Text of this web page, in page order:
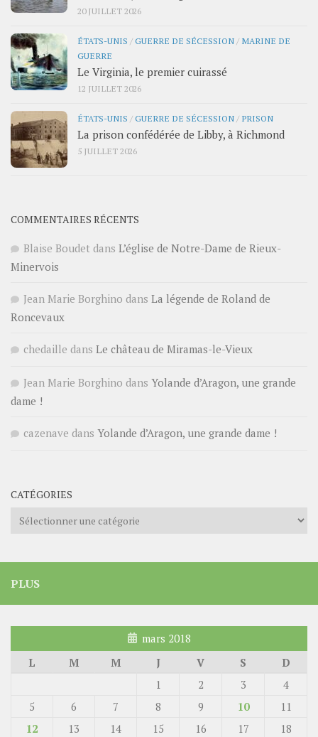
20 JUILLET 2026
ÉTATS-UNIS /GUERRE DE SÉCESSION/ MARINE DE
GUERRE
Le Virginia, le premier cuirassé
12 JUILLET 2026
ÉTATS-UNIS /GUERRE DE SÉCESSION/ PRISON
La prison confédérée de Libby, à Richmond
5 JUILLET 2026
COMMENTAIRES RÉCENTS
Blaise Boudet dans L’église de Notre-Dame de Rieux-
Minervois
Jean Marie Borghino dans La légende de Roland de
Roncevaux
chedaille dans Le château de Miramas-le-Vieux
Jean Marie Borghino dans Yolande d’Aragon, une grande
dame !
cazenave dans Yolande d’Aragon, une grande dame !
CATÉGORIES
Catégories
PLUS
mars 2018
L
M M J V S
D
1
2 3
4
5
6 7 8 9 10
11
12
13 14 15 16 17
18